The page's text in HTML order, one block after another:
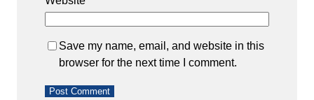
Save my name, email, and website in this
browser for the next time I comment.